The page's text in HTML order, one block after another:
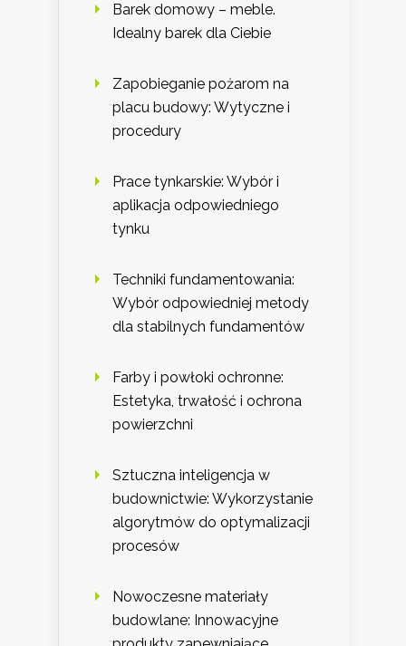
Barek domowy – meble.
Idealny barek dla Ciebie
Zapobieganie pożarom na
placu budowy: Wytyczne i
procedury
Prace tynkarskie: Wybór i
aplikacja odpowiedniego
tynku
Techniki fundamentowania:
Wybór odpowiedniej metody
dla stabilnych fundamentów
Farby i powłoki ochronne:
Estetyka, trwałość i ochrona
powierzchni
Sztuczna inteligencja w
budownictwie: Wykorzystanie
algorytmów do optymalizacji
procesów
Nowoczesne materiały
budowlane: Innowacyjne